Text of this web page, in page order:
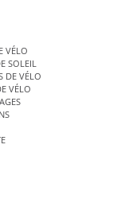
VÉLO
SOLEIL
DE VÉLO
VÉLO